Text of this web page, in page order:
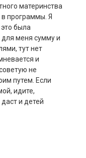
материнства
в программы. Я
была
меня сумму и
тут нет
и
не
путем. Если
идите,
и детей